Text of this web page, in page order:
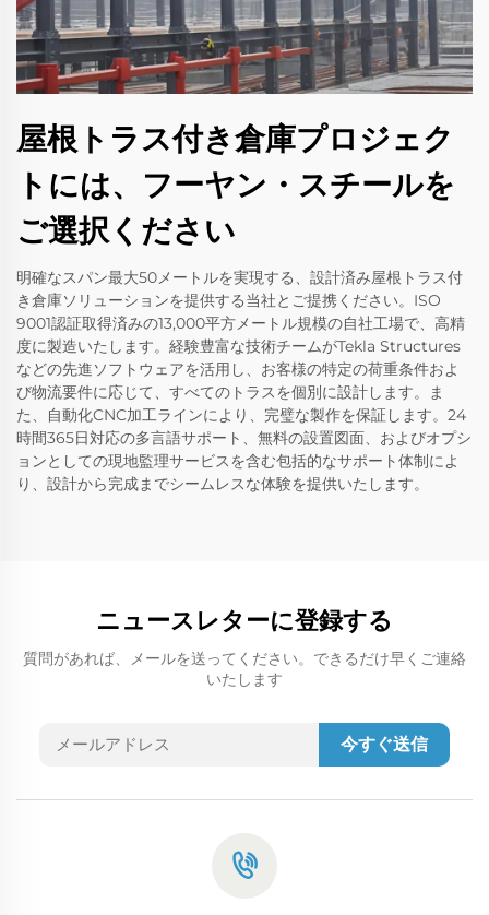
屋根トラス付き倉庫プロジェク
トには、フーヤン・スチールを
ご選択ください
明確なスパン最大50メートルを実現する、設計済み屋根トラス付
き倉庫ソリューションを提供する当社とご提携ください。ISO
9001認証取得済みの13,000平方メートル規模の自社工場で、高精
度に製造いたします。経験豊富な技術チームがTekla Structures
などの先進ソフトウェアを活用し、お客様の特定の荷重条件およ
び物流要件に応じて、すべてのトラスを個別に設計します。ま
た、自動化CNC加工ラインにより、完璧な製作を保証します。24
時間365日対応の多言語サポート、無料の設置図面、およびオプシ
ョンとしての現地監理サービスを含む包括的なサポート体制によ
り、設計から完成までシームレスな体験を提供いたします。
ニュースレターに登録する
質問があれば、メールを送ってください。できるだけ早くご連絡
いたします
今すぐ送信